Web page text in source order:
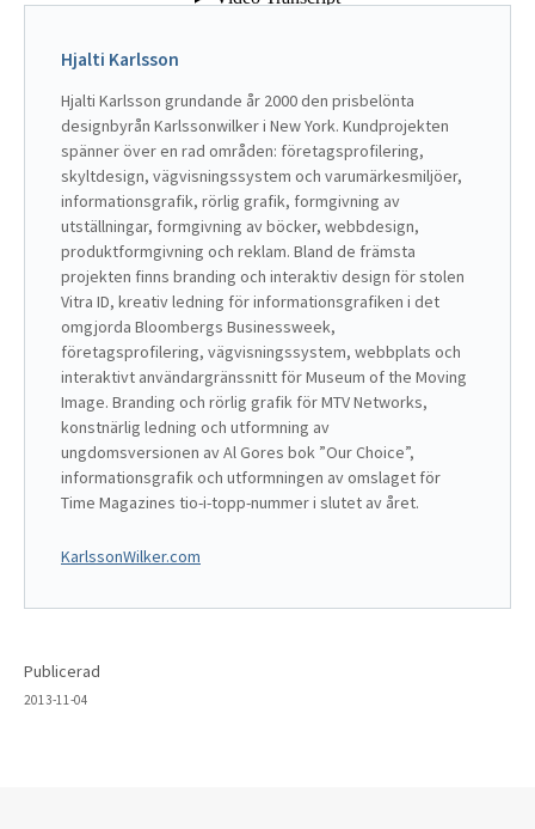
Publicerad
2013-11-04
Hjalti Karlsson
Hjalti Karlsson grundande år 2000 den prisbelönta
designbyrån Karlssonwilker i New York. Kundprojekten
spänner över en rad områden: företagsprofilering,
skyltdesign, vägvisningssystem och varumärkesmiljöer,
informationsgrafik, rörlig grafik, formgivning av
utställningar, formgivning av böcker, webbdesign,
produktformgivning och reklam. Bland de främsta
projekten finns branding och interaktiv design för stolen
Vitra ID, kreativ ledning för informationsgrafiken i det
omgjorda Bloombergs Businessweek,
företagsprofilering, vägvisningssystem, webbplats och
interaktivt användargränssnitt för Museum of the Moving
Image. Branding och rörlig grafik för MTV Networks,
konstnärlig ledning och utformning av
ungdomsversionen av Al Gores bok ”Our Choice”,
informationsgrafik och utformningen av omslaget för
Time Magazines tio-i-topp-nummer i slutet av året.
KarlssonWilker.com